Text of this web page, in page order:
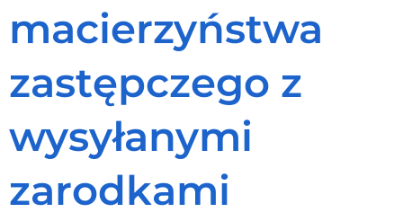
macierzyństwa
zastępczego z
wysyłanymi
zarodkami